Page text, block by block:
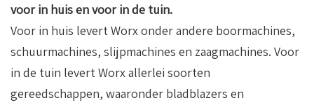
voor in huis en voor in de tuin.
Voor in huis levert Worx onder andere boormachines,
schuurmachines, slijpmachines en zaagmachines. Voor
in de tuin levert Worx allerlei soorten
gereedschappen, waaronder bladblazers en